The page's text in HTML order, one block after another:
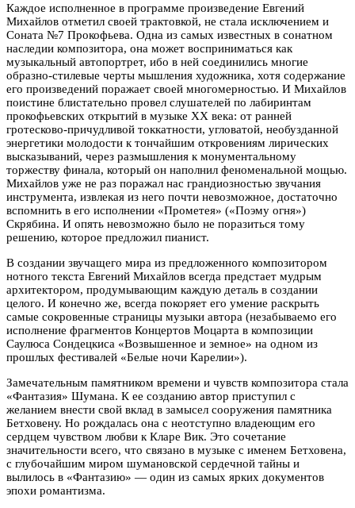
Каждое исполненное в программе произведение Евгений
Михайлов отметил своей трактовкой, не стала исключением и
Соната №7 Прокофьева. Одна из самых известных в сонатном
наследии композитора, она может восприниматься как
музыкальный автопортрет, ибо в ней соединились многие
образно-стилевые черты мышления художника, хотя содержание
его произведений поражает своей многомерностью. И Михайлов
поистине блистательно провел слушателей по лабиринтам
прокофьевских открытий в музыке ХХ века: от ранней
гротесково-причудливой токкатности, угловатой, необузданной
энергетики молодости к тончайшим откровениям лирических
высказываний, через размышления к монументальному
торжеству финала, который он наполнил феноменальной мощью.
Михайлов уже не раз поражал нас грандиозностью звучания
инструмента, извлекая из него почти невозможное, достаточно
вспомнить в его исполнении «Прометея» («Поэму огня»)
Скрябина. И опять невозможно было не поразиться тому
решению, которое предложил пианист.
В создании звучащего мира из предложенного композитором
нотного текста Евгений Михайлов всегда предстает мудрым
архитектором, продумывающим каждую деталь в создании
целого. И конечно же, всегда покоряет его умение раскрыть
самые сокровенные страницы музыки автора (незабываемо его
исполнение фрагментов Концертов Моцарта в композиции
Саулюса Сондецкиса «Возвышенное и земное» на одном из
прошлых фестивалей «Белые ночи Карелии»).
Замечательным памятником времени и чувств композитора стала
«Фантазия» Шумана. К ее созданию автор приступил с
желанием внести свой вклад в замысел сооружения памятника
Бетховену. Но рождалась она с неотступно владеющим его
сердцем чувством любви к Кларе Вик. Это сочетание
значительности всего, что связано в музыке с именем Бетховена,
с глубочайшим миром шумановской сердечной тайны и
вылилось в «Фантазию» — один из самых ярких документов
эпохи романтизма.